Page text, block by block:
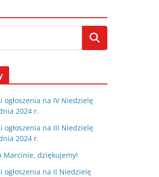
ogłoszenia na IV Niedzielę
2024 r.
ogłoszenia na III Niedzielę
2024 r.
Marcinie, dziękujemy!
ogłoszenia na II Niedzielę